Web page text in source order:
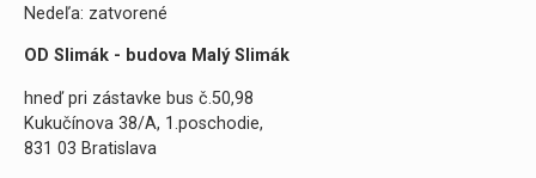
Nedeľa: zatvorené
OD Slimák - budova Malý Slimák
hneď pri zástavke bus č.50,98
Kukučínova 38/A, 1.poschodie,
831 03 Bratislava